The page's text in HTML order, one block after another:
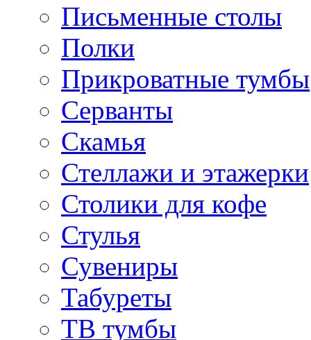
Письменные столы
Полки
Прикроватные тумбы
Серванты
Скамья
Стеллажи и этажерки
Столики для кофе
Стулья
Сувениры
Табуреты
ТВ тумбы